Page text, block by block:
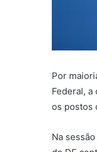
Por
Federal,
os postos
Na